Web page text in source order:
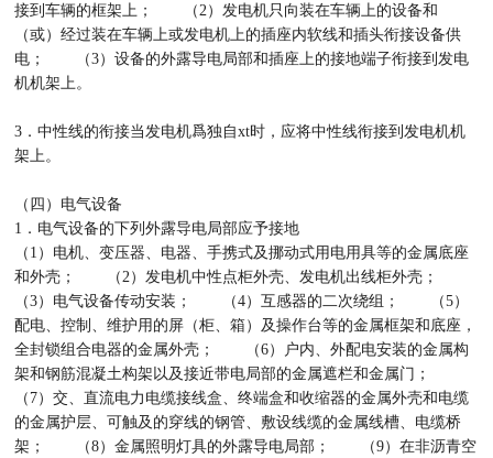
接到车辆的框架上； （2）发电机只向装在车辆上的设备和
（或）经过装在车辆上或发电机上的插座内软线和插头衔接设备供
电； （3）设备的外露导电局部和插座上的接地端子衔接到发电
机机架上。
3．中性线的衔接当发电机爲独自xt时，应将中性线衔接到发电机机
架上。
（四）电气设备
1．电气设备的下列外露导电局部应予接地
（1）电机、变压器、电器、手携式及挪动式用电用具等的金属底座
和外壳； （2）发电机中性点柜外壳、发电机出线柜外壳；
（3）电气设备传动安装； （4）互感器的二次绕组； （5）
配电、控制、维护用的屏（柜、箱）及操作台等的金属框架和底座，
全封锁组合电器的金属外壳； （6）户内、外配电安装的金属构
架和钢筋混凝土构架以及接近带电局部的金属遮栏和金属门；
（7）交、直流电力电缆接线盒、终端盒和收缩器的金属外壳和电缆
的金属护层、可触及的穿线的钢管、敷设线缆的金属线槽、电缆桥
架； （8）金属照明灯具的外露导电局部； （9）在非沥青空